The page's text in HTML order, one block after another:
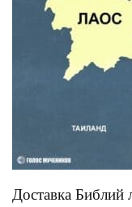
Доставка Библий